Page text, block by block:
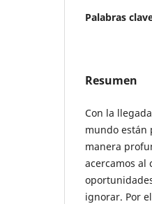
Palabras
Resumen
Con la
mundo están
manera
acercamos al
ignorar. Por